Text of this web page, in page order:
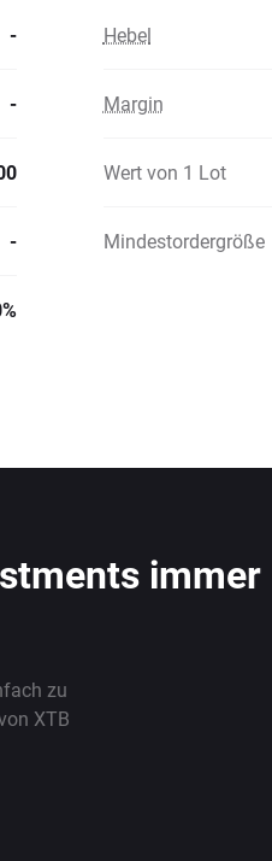
- Hebel
- Margin
Wert von 1 Lot
- Mindestordergröße
immer
zu
XTB